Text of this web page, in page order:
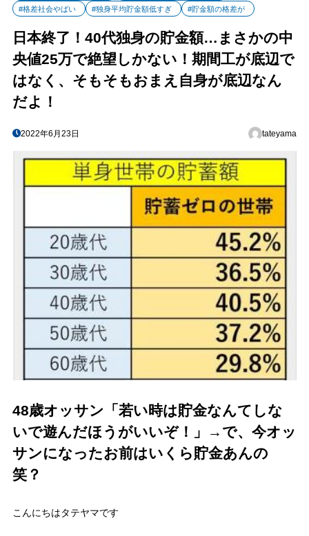
#格差社会やばい
#独身平均貯金額低すぎ #貯金額の格差が
日本終了！40代独身の貯金額…まさかの中
央値25万で絶望しかない！期間工が底辺で
はなく、そもそもおまえ自身が底辺なん
だよ！
2022年6月23日 tateyama
48歳オッサン「若い時は貯金なんてしな
いで遊んだほうがいいぞ！」→で、今オッ
サンになったお前はいくら貯金あんの
笑？
こんにちはタテヤマです